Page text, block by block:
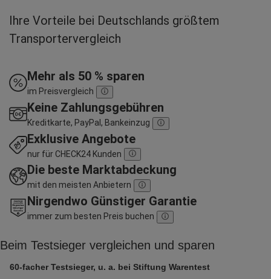
Ihre Vorteile bei Deutschlands größtem
Transportervergleich
Mehr als 50 % sparen
im Preisvergleich
Keine Zahlungsgebühren
Kreditkarte, PayPal, Bankeinzug
Exklusive Angebote
nur für CHECK24 Kunden
Die beste Marktabdeckung
mit den meisten Anbietern
Nirgendwo Günstiger Garantie
immer zum besten Preis buchen
Beim Testsieger vergleichen und sparen
60-facher Testsieger, u. a. bei Stiftung Warentest